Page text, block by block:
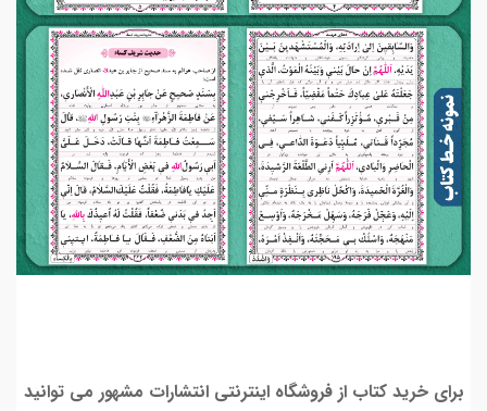
برای خرید کتاب از فروشگاه اینترنتی انتشارات مشهور می توانید